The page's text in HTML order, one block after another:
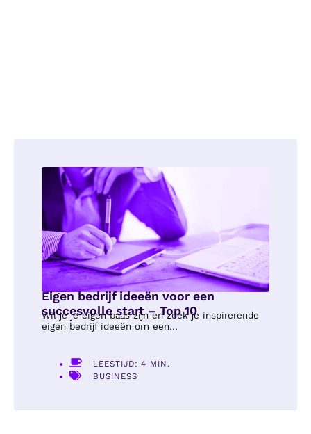
Eigen bedrijf ideeën voor een
succesvolle start – Top 10
Wil je je eigen baas zijn en zoek je inspirerende
eigen bedrijf ideeën om een...
LEESTIJD: 4 MIN.
BUSINESS